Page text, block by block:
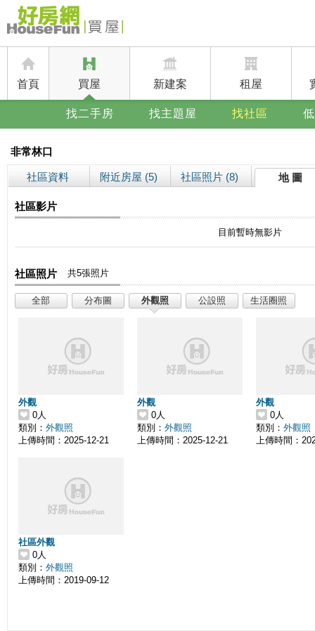
首頁 買屋 新建案 租屋
找二手房 找主題屋 找社區
非常林口
社區資料 附近房屋 (5) 社區照片 (8) 地 圖
社區影片
目前暫時無影片
社區照片 共5張照片
全部 分布圖 外觀照 公設照 生活圈照
外觀
0人
類別： 外觀照
上傳時間：2025-12-21
外觀
0人
類別： 外觀照
上傳時間：2025-12-21
外觀
0人
類別： 外觀照
上傳時間：
社區外觀
0人
類別： 外觀照
上傳時間：2019-09-12